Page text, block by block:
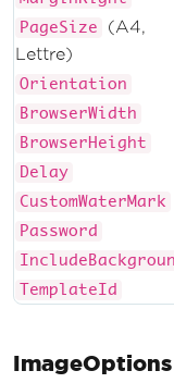
PageSize
(A4,
Lettre)
Orientation
BrowserWidth
BrowserHeight
Delay
CustomWaterMark
Password
TemplateId